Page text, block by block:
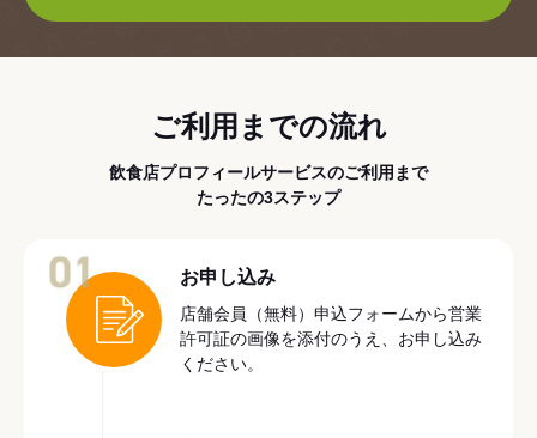
ご利用までの流れ
飲食店プロフィールサービスのご利用まで
たったの3ステップ
お申し込み
店舗会員（無料）申込フォームから営業
許可証の画像を添付のうえ、お申し込み
ください。